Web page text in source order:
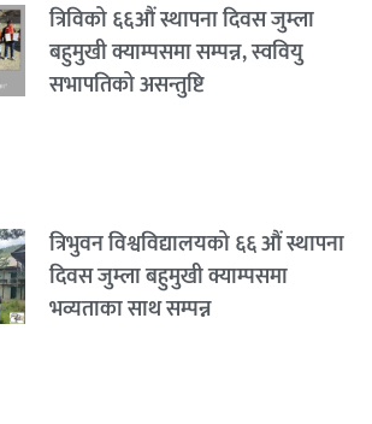
त्रिविको ६६औं स्थापना दिवस जुम्ला
बहुमुखी क्याम्पसमा सम्पन्न, स्ववियु
सभापतिको असन्तुष्टि
त्रिभुवन विश्वविद्यालयको ६६ औं स्थापना
दिवस जुम्ला बहुमुखी क्याम्पसमा
भव्यताका साथ सम्पन्न